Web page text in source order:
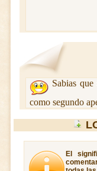
Sabias que
como segundo
El